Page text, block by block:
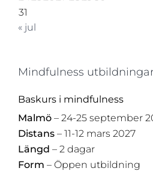
31
« jul
Mindfulness
Baskurs i mindfulness
Malmö– 24-25 september
Distans– 11-12 mars 2027
Längd – 2 dagar
Form – Öppen utbildning